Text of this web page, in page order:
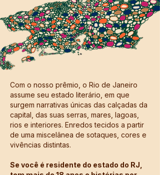
Com o nosso prêmio, o Rio de Janeiro
assume seu estado literário, em que
surgem narrativas únicas das calçadas da
capital, das suas serras, mares, lagoas,
rios e interiores. Enredos tecidos a partir
de uma miscelânea de sotaques, cores e
vivências distintas.
Se você é residente do estado do RJ,